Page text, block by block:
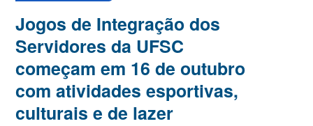
Jogos de Integração dos
Servidores da UFSC
começam em 16 de outubro
com atividades esportivas,
culturais e de lazer